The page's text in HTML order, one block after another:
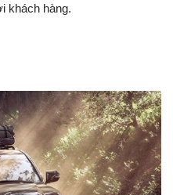
khách hàng.